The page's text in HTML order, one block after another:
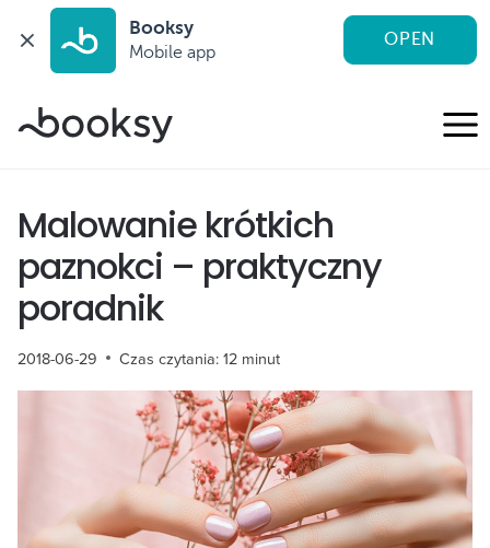
Booksy
Mobile app
OPEN
do
Malowanie krótkich
paznokci – praktyczny
poradnik
2018-06-29 Czas czytania:12 minut